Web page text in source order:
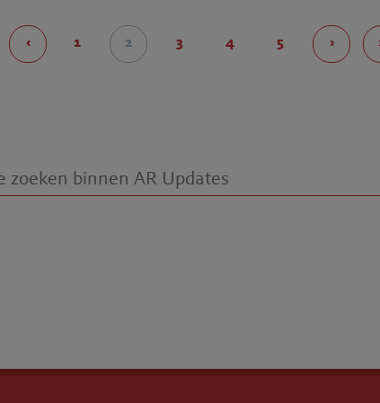
‹ 1 2 3 4 5 ›